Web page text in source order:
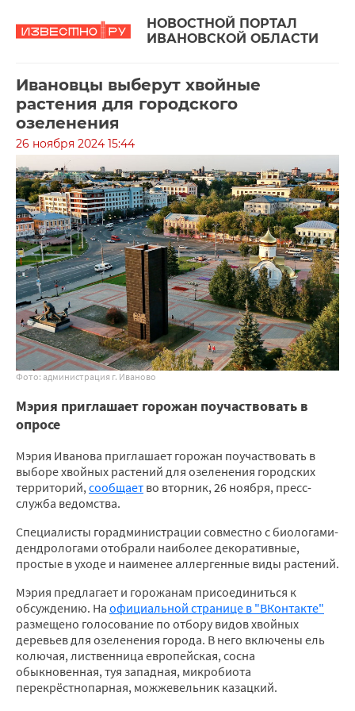
НОВОСТНОЙ ПОРТАЛ
ИВАНОВСКОЙ ОБЛАСТИ
Ивановцы выберут хвойные
растения для городского
озеленения
26 ноября 2024 15:44
Фото: администрация г. Иваново
Мэрия приглашает горожан поучаствовать в
опросе
Мэрия Иванова приглашает горожан поучаствовать в
выборе хвойных растений для озеленения городских
территорий, сообщает во вторник, 26 ноября, пресс-
служба ведомства.
Специалисты горадминистрации совместно с биологами-
дендрологами отобрали наиболее декоративные,
простые в уходе и наименее аллергенные виды растений.
Мэрия предлагает и горожанам присоединиться к
обсуждению. На официальной странице в "ВКонтакте"
размещено голосование по отбору видов хвойных
деревьев для озеленения города. В него включены ель
колючая, лиственница европейская, сосна
обыкновенная, туя западная, микробиота
перекрёстнопарная, можжевельник казацкий.